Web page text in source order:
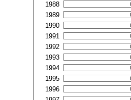
1988
1989
1990
1991
1992
1993
1994
1995
1996